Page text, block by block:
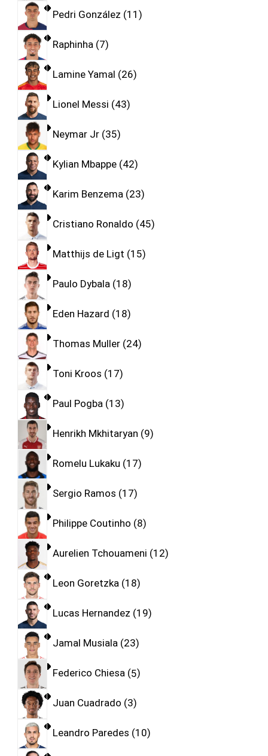
Pedri González 11
Raphinha 7
Lamine Yamal 26
Lionel Messi 43
Neymar Jr 35
Kylian Mbappe 42
Karim Benzema 23
Cristiano Ronaldo 45
Matthijs de Ligt 15
Paulo Dybala 18
Eden Hazard 18
Thomas Muller 24
Toni Kroos 17
Paul Pogba 13
Henrikh Mkhitaryan 9
Romelu Lukaku 17
Sergio Ramos 17
Philippe Coutinho 8
Aurelien Tchouameni 12
Leon Goretzka 18
Lucas Hernandez 19
Jamal Musiala 23
Federico Chiesa 5
Juan Cuadrado 3
Leandro Paredes 10